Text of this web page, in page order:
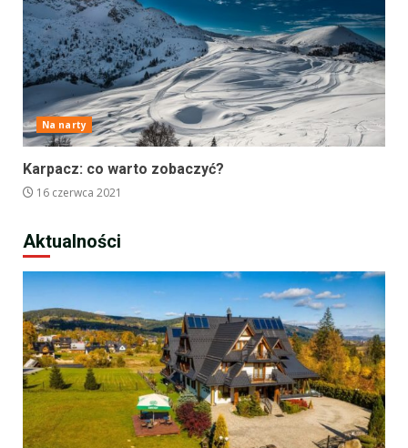
Na narty
Karpacz: co warto zobaczyć?
16 czerwca 2021
Aktualności